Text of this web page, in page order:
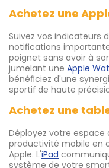
Achetez une
Suivez vos indicateurs
notifications
poignet sans avoir à
jumelant une Apple
bénéficiez d'une
sportif de haute
Achetez une
Déployez votre
productivité mobile en
Apple. L'iPad
système de votre